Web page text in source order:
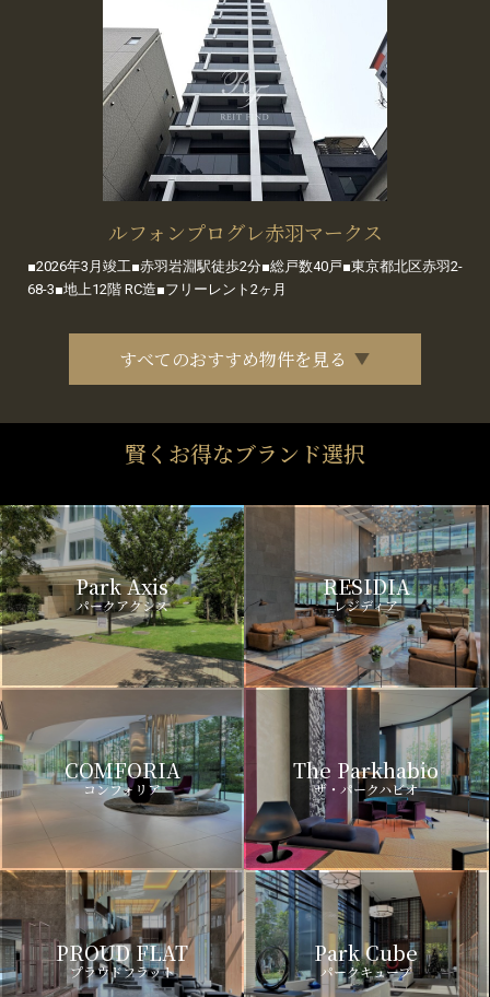
ルフォンプログレ赤羽マークス
■2026年3月竣工■赤羽岩淵駅徒歩2分■総戸数40戸■東京都北区赤羽2-
68-3■地上12階 RC造■フリーレント2ヶ月
すべてのおすすめ物件を見る
賢くお得なブランド選択
Park Axis
パークアクシス
RESIDIA
レジディア
COMFORIA
コンフォリア
The Parkhabio
ザ・パークハビオ
PROUD FLAT
プラウドフラット
Park Cube
パークキューブ